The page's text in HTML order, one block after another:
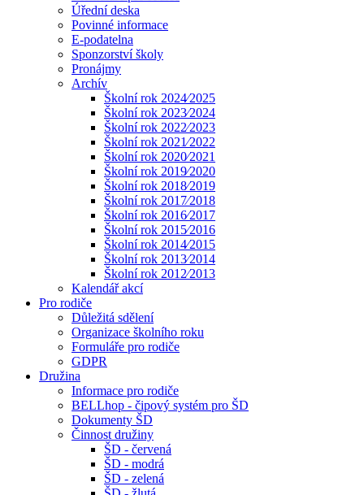
Úřední deska
Povinné informace
E-podatelna
Sponzorství školy
Pronájmy
Archív
Školní rok 2024⁄2025
Školní rok 2023⁄2024
Školní rok 2022⁄2023
Školní rok 2021⁄2022
Školní rok 2020⁄2021
Školní rok 2019⁄2020
Školní rok 2018⁄2019
Školní rok 2017⁄2018
Školní rok 2016⁄2017
Školní rok 2015⁄2016
Školní rok 2014⁄2015
Školní rok 2013⁄2014
Školní rok 2012⁄2013
Kalendář akcí
Pro rodiče
Důležitá sdělení
Organizace školního roku
Formuláře pro rodiče
GDPR
Družina
Informace pro rodiče
BELLhop - čipový systém pro ŠD
Dokumenty ŠD
Činnost družiny
ŠD - červená
ŠD - modrá
ŠD - zelená